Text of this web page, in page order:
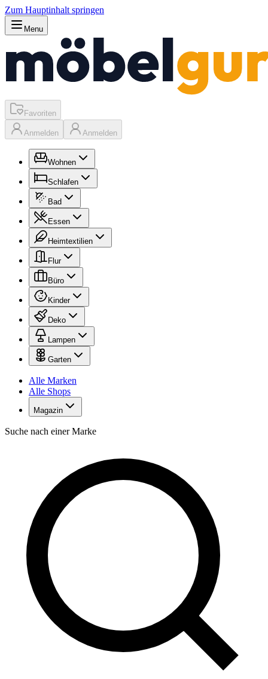
Zum Hauptinhalt springen
Menu
Favoriten
Anmelden Anmelden
Wohnen
Schlafen
Bad
Essen
Heimtextilien
Flur
Büro
Kinder
Deko
Lampen
Garten
Alle Marken
Alle Shops
Magazin
Suche nach einer Marke